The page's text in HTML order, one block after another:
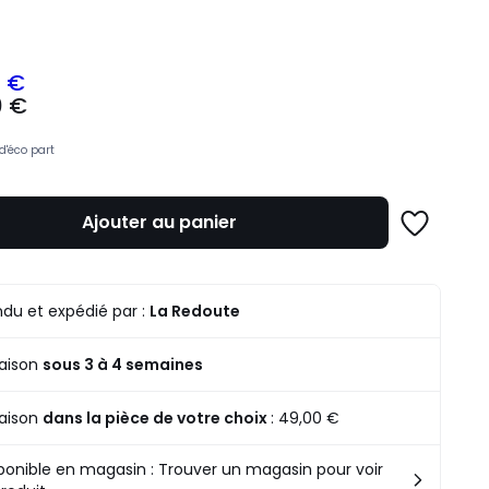
€
€
d'éco part
Ajouter au panier
Ajouter
et expédié par : La Redoute
sous 3 à 4 semaines
dans la pièce de votre choix: 49,00 €
en magasin : Trouver un magasin pour voir